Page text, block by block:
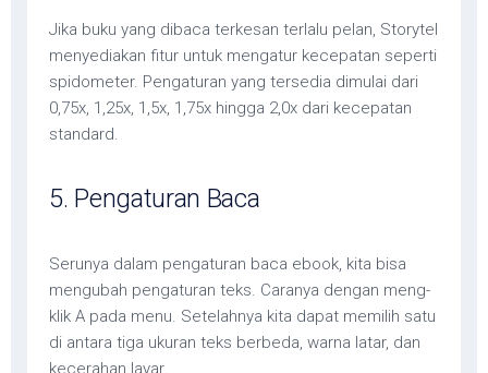
Jika buku yang dibaca terkesan terlalu pelan, Storytel
menyediakan fitur untuk mengatur kecepatan seperti
spidometer. Pengaturan yang tersedia dimulai dari
0,75x, 1,25x, 1,5x, 1,75x hingga 2,0x dari kecepatan
standard.
5. Pengaturan Baca
Serunya dalam pengaturan baca ebook, kita bisa
mengubah pengaturan teks. Caranya dengan meng-
klik A pada menu. Setelahnya kita dapat memilih satu
di antara tiga ukuran teks berbeda, warna latar, dan
kecerahan layar.